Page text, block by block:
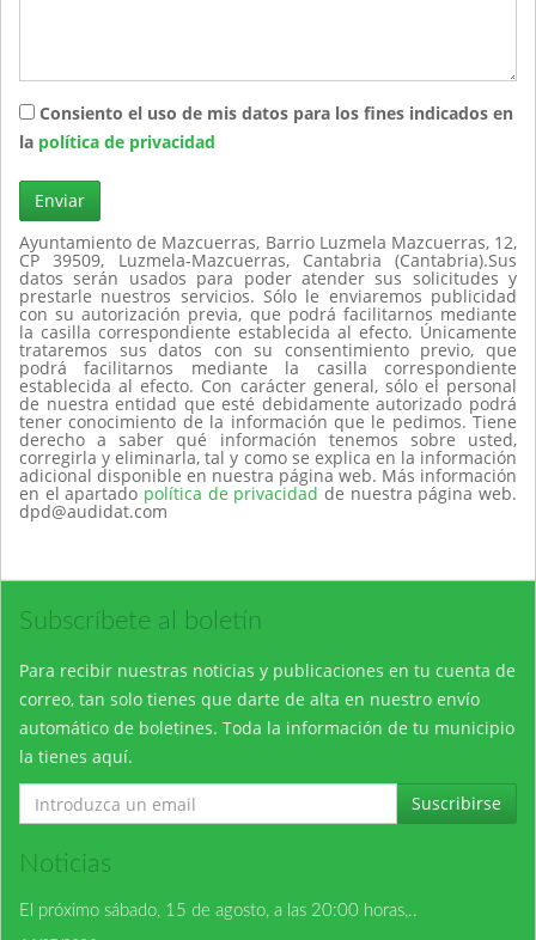
Consiento el uso de mis datos para los fines indicados en
la política de privacidad
Enviar
Ayuntamiento de Mazcuerras, Barrio Luzmela Mazcuerras, 12,
CP 39509, Luzmela-Mazcuerras, Cantabria (Cantabria).Sus
datos serán usados para poder atender sus solicitudes y
prestarle nuestros servicios. Sólo le enviaremos publicidad
con su autorización previa, que podrá facilitarnos mediante
la casilla correspondiente establecida al efecto. Únicamente
trataremos sus datos con su consentimiento previo, que
podrá facilitarnos mediante la casilla correspondiente
establecida al efecto. Con carácter general, sólo el personal
de nuestra entidad que esté debidamente autorizado podrá
tener conocimiento de la información que le pedimos. Tiene
derecho a saber qué información tenemos sobre usted,
corregirla y eliminarla, tal y como se explica en la información
adicional disponible en nuestra página web. Más información
en el apartado política de privacidad de nuestra página web.
dpd@audidat.com
Subscríbete al boletín
Para recibir nuestras noticias y publicaciones en tu cuenta de
correo, tan solo tienes que darte de alta en nuestro envío
automático de boletines. Toda la información de tu municipio
la tienes aquí.
Suscribirse
Noticias
El próximo sábado, 15 de agosto, a las 20:00 horas,..